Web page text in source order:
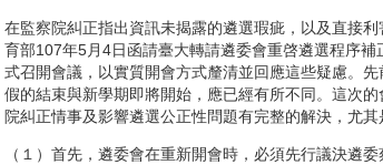
在監察院糾正指出資訊未揭露的遴選瑕疵，以及直接
育部107年5月4日函請臺大轉請遴委會重啓遴選程序
式召開會議，以實質開會方式釐清並回應這些疑慮。
假的結束與新學期即將開始，應已經有所不同。這次
院糾正情事及影響遴選公正性問題有完整的解決，尤其
（１）首先，遴委會在重新開會時，必須先行議決遴